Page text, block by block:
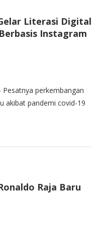
Literasi Digital
Instagram
Pesatnya perkembangan
akibat pandemi covid-19
Raja Baru